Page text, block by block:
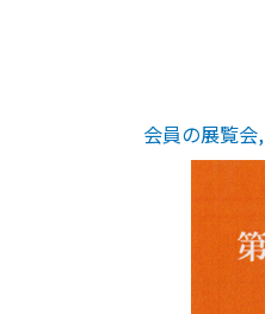
会員の展覧会,